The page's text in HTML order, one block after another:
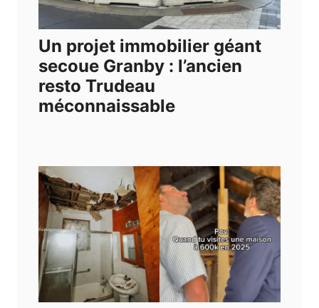
Un projet immobilier géant
secoue Granby : l’ancien
resto Trudeau
méconnaissable